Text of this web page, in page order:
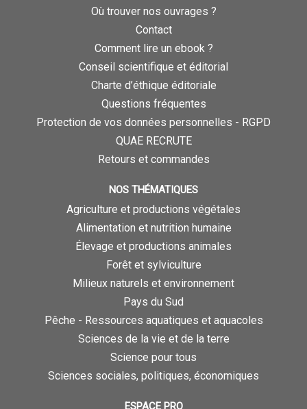
Où trouver nos ouvrages ?
Contact
Comment lire un ebook ?
Conseil scientifique et éditorial
Charte d’éthique éditoriale
Questions fréquentes
Protection de vos données personnelles - RGPD
QUAE RECRUTE
Retours et commandes
NOS THÉMATIQUES
Agriculture et productions végétales
Alimentation et nutrition humaine
Élevage et productions animales
Forêt et sylviculture
Milieux naturels et environnement
Pays du Sud
Pêche - Ressources aquatiques et aquacoles
Sciences de la vie et de la terre
Science pour tous
Sciences sociales, politiques, économiques
ESPACE PRO